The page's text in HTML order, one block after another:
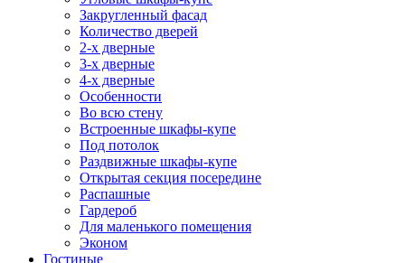
Закругленный фасад
Количество дверей
2-х дверные
3-х дверные
4-х дверные
Особенности
Во всю стену
Встроенные шкафы-купе
Под потолок
Раздвижные шкафы-купе
Открытая секция посередине
Распашные
Гардероб
Для маленького помещения
Эконом
Гостиные